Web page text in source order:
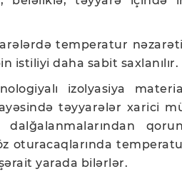
temperatur
istiliyi daha sabit saxlanılır.
izolyasiya
təyyarələr xarici
dalğalanmalarından
oturacaqlarında
yarada bilərlər.